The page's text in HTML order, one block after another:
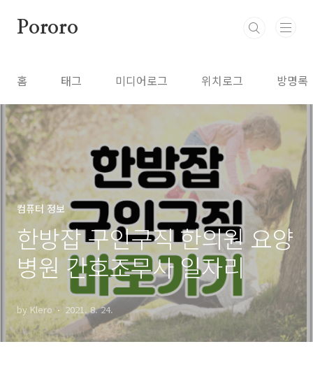
Pororo
홈 태그 미디어로그 위치로그 방명록
컴퓨터 정보
한방잡 구인구직 한의원 요양
병원 간호조무사 일자리
by Klero 2021. 8. 24.